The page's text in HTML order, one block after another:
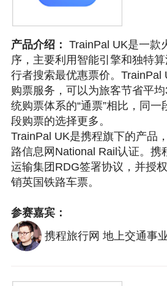
产品介绍： TrainPal UK是一款
序，主要利用智能引擎和独特
行者搜索最优惠票价。TrainPal
购票服务，可以为旅客节省平
统购票体系的“通票”相比，同
段购票的选择更多。
TrainPal UK是携程旗下的产品
路信息网National Rail认证。携
运输集团RDG签署协议，并授
销英国铁路车票。
参赛嘉宾：
携程旅行网 地上交通事